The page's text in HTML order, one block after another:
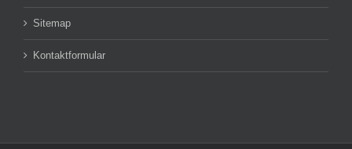
Sitemap
Kontaktformular